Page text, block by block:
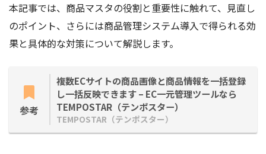
本記事では、商品マスタの役割と重要性に触れて、見直し
のポイント、さらには商品管理システム導入で得られる効
果と具体的な対策について解説します。
参考
複数ECサイトの商品画像と商品情報を一括登録
し一括反映できます – EC一元管理ツールなら
TEMPOSTAR（テンポスター）
TEMPOSTAR（テンポスター）